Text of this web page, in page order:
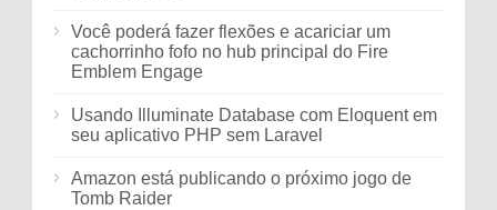
Você poderá fazer flexões e acariciar um
cachorrinho fofo no hub principal do Fire
Emblem Engage
Usando Illuminate Database com Eloquent em
seu aplicativo PHP sem Laravel
Amazon está publicando o próximo jogo de
Tomb Raider